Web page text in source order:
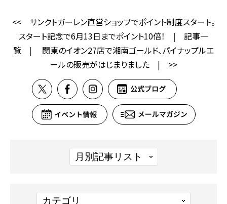
<<
サンクトガーレン直営ショップでポイント制度スタート。
スタート記念で6月13日までポイント10倍！
| 記事一
覧 |
関東のイオン27店で湘南ゴールド、パイナップルエ
ールの販売がはじまりました| >>